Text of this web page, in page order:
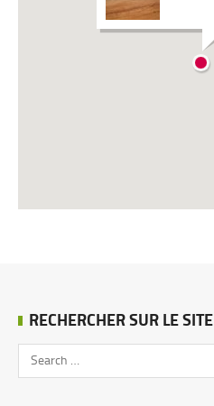
RECHERCHER SUR LE SITE